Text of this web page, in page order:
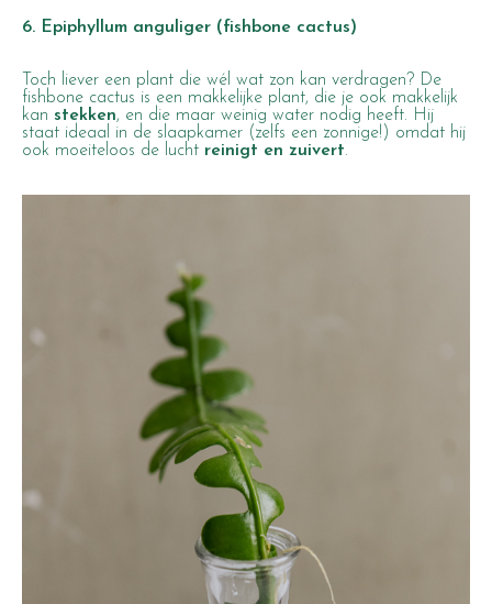
6. Epiphyllum anguliger (fishbone cactus)
Toch liever een plant die wél wat zon kan verdragen? De
fishbone cactus is een makkelijke plant, die je ook makkelijk
kan stekken, en die maar weinig water nodig heeft. Hij
staat ideaal in de slaapkamer (zelfs een zonnige!) omdat hij
ook moeiteloos de lucht reinigt en zuivert.